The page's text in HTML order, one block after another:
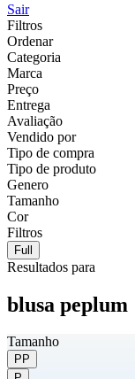
Sair
Filtros
Ordenar
Categoria
Marca
Preço
Entrega
Avaliação
Vendido por
Tipo de compra
Tipo de produto
Genero
Tamanho
Cor
Filtros
Full
Resultados para
blusa peplum
Tamanho
PP